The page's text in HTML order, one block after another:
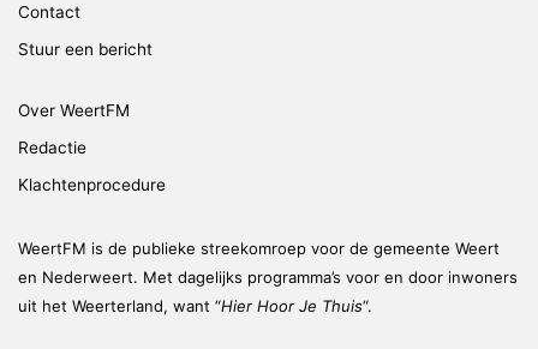
Contact
Stuur een bericht
Over WeertFM
Redactie
Klachtenprocedure
WeertFM is de publieke streekomroep voor de gemeente Weert
en Nederweert. Met dagelijks programma’s voor en door inwoners
uit het Weerterland, want “Hier Hoor Je Thuis“.